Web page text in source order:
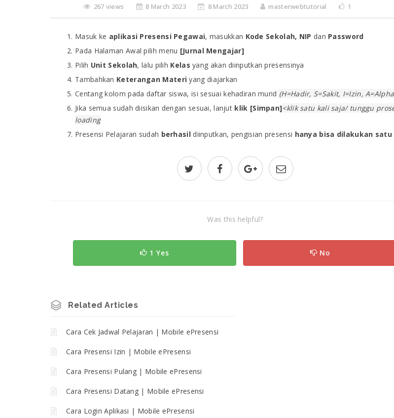
267 views 8 March 2023 8 March 2023 masterwebtutorial 1
Masuk ke aplikasi Presensi Pegawai, masukkan Kode Sekolah, NIP dan Password
Pada Halaman Awal pilih menu [Jurnal Mengajar]
Pilih Unit Sekolah, lalu pilih Kelas yang akan diinputkan presensinya
Tambahkan Keterangan Materi yang diajarkan
Centang kolom pada daftar siswa, isi sesuai kehadiran murid (H=Hadir, S=Sakit, I=Izin,
Jika semua sudah diisikan dengan sesuai, lanjut klik [Simpan]<klik satu kali saja/ tunggu
loading
Presensi Pelajaran sudah berhasildiinputkan, pengisian presensi hanya bisa dilakukan
Was this helpful?
1 Yes No
Related Articles
Cara Cek Jadwal Pelajaran | Mobile ePresensi
Cara Presensi Izin | Mobile ePresensi
Cara Presensi Pulang | Mobile ePresensi
Cara Presensi Datang | Mobile ePresensi
Cara Login Aplikasi | Mobile ePresensi